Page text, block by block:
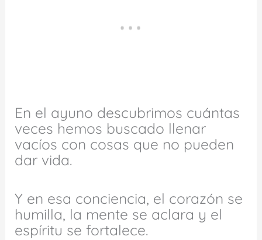
En el ayuno descubrimos cuántas
veces hemos buscado llenar
vacíos con cosas que no pueden
dar vida.
Y en esa conciencia, el corazón se
humilla, la mente se aclara y el
espíritu se fortalece.